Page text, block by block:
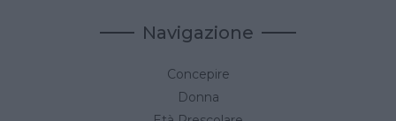
Navigazione
Concepire
Donna